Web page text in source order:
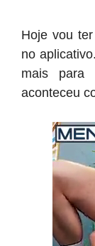
Hoje vou
no
mais para
aconteceu